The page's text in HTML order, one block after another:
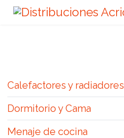
Calefactores y radiadores
Dormitorio y Cama
Menaje de cocina